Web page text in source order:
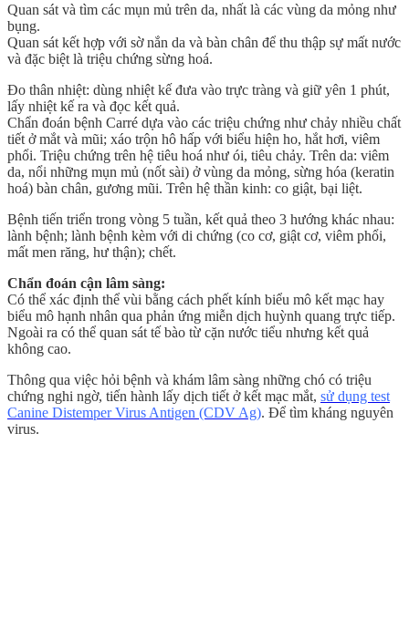
Quan sát và tìm các mụn mủ trên da, nhất là các vùng da mỏng như
bụng.
Quan sát kết hợp với sờ nắn da và bàn chân để thu thập sự mất nước
và đặc biệt là triệu chứng sừng hoá.
Đo thân nhiệt: dùng nhiệt kế đưa vào trực tràng và giữ yên 1 phút,
lấy nhiệt kế ra và đọc kết quả.
Chẩn đoán bệnh Carré dựa vào các triệu chứng như chảy nhiều chất
tiết ở mắt và mũi; xáo trộn hô hấp với biểu hiện ho, hắt hơi, viêm
phổi. Triệu chứng trên hệ tiêu hoá như ói, tiêu chảy. Trên da: viêm
da, nổi những mụn mủ (nốt sài) ở vùng da mỏng, sừng hóa (keratin
hoá) bàn chân, gương mũi. Trên hệ thần kinh: co giật, bại liệt.
Bệnh tiến triển trong vòng 5 tuần, kết quả theo 3 hướng khác nhau:
lành bệnh; lành bệnh kèm với di chứng (co cơ, giật cơ, viêm phổi,
mất men răng, hư thận); chết.
Chẩn đoán cận lâm sàng:
Có thể xác định thể vùi bằng cách phết kính biểu mô kết mạc hay
biểu mô hạnh nhân qua phản ứng miễn dịch huỳnh quang trực tiếp.
Ngoài ra có thể quan sát tế bào từ cặn nước tiểu nhưng kết quả
không cao.
Thông qua việc hỏi bệnh và khám lâm sàng những chó có triệu
chứng nghi ngờ, tiến hành lấy dịch tiết ở kết mạc mắt, sử dụng test
Canine Distemper Virus Antigen (CDV Ag). Để tìm kháng nguyên
virus.